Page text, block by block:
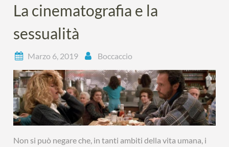
La cinematografia e la
sessualità
Marzo 6, 2019 Boccaccio
Non si può negare che, in tanti ambiti della vita umana, i